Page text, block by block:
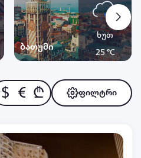
ბათუმი
ხუთ
25 °C
$ € ₾ ფილტრი